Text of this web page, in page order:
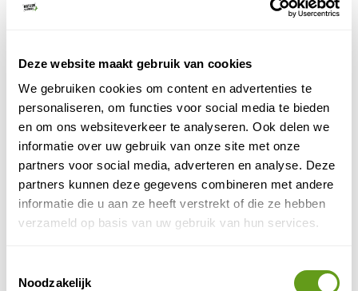
Deze website maakt gebruik van cookies
We gebruiken cookies om content en advertenties te
personaliseren, om functies voor social media te bieden
en om ons websiteverkeer te analyseren. Ook delen we
informatie over uw gebruik van onze site met onze
partners voor social media, adverteren en analyse. Deze
partners kunnen deze gegevens combineren met andere
informatie die u aan ze heeft verstrekt of die ze hebben
verzameld op basis van uw gebruik van hun services.
Noodzakelijk
half uur tot meerdere dagen. Je maakt hier kennis met
worden buiten de sneeuwscooter- en skigebieden
hoe het zou zijn als sledehondentrainer of
ontdekkingsreiziger!
Zweeds Laplandis rustiger dan Fins Lapland. Er zijn
minder toeristische faciliteiten, maar daardoor is het
ook rustiger, puurder en ongerepter!
Lapland.nl - Actieve vakantie
site. Kleinschalige, authentieke accommodaties en